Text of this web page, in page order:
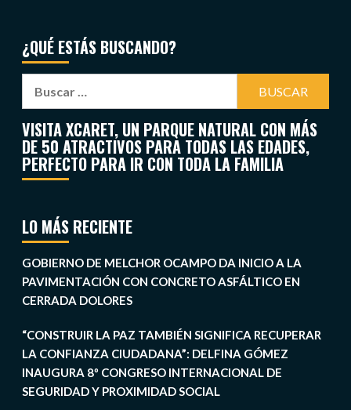
¿QUÉ ESTÁS BUSCANDO?
VISITA XCARET, UN PARQUE NATURAL CON MÁS
DE 50 ATRACTIVOS PARA TODAS LAS EDADES,
PERFECTO PARA IR CON TODA LA FAMILIA
LO MÁS RECIENTE
GOBIERNO DE MELCHOR OCAMPO DA INICIO A LA
PAVIMENTACIÓN CON CONCRETO ASFÁLTICO EN
CERRADA DOLORES
“CONSTRUIR LA PAZ TAMBIÉN SIGNIFICA RECUPERAR
LA CONFIANZA CIUDADANA”: DELFINA GÓMEZ
INAUGURA 8º CONGRESO INTERNACIONAL DE
SEGURIDAD Y PROXIMIDAD SOCIAL